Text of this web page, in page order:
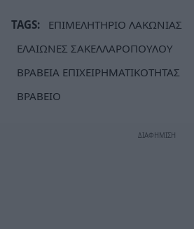
TAGS:
ΕΠΙΜΕΛΗΤΗΡΙΟ ΛΑΚΩΝΙΑΣ
ΕΛΑΙΩΝΕΣ ΣΑΚΕΛΛΑΡΟΠΟΥΛΟΥ
ΒΡΑΒΕΙΑ ΕΠΙΧΕΙΡΗΜΑΤΙΚΟΤΗΤΑΣ
ΒΡΑΒΕΙΟ